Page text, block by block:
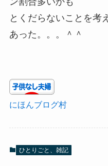
とくだらないことを考
あった。。。＾＾
にほんブログ村
ひとりごと、雑記